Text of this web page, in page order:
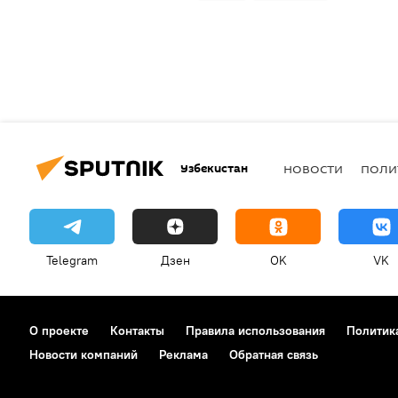
Узбекистан НОВОСТИ
Telegram Дзен OK VK
О проекте Контакты Правила использования
Новости компаний
Реклама Обратная связь